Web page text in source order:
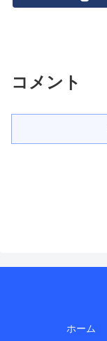
コメント
ホーム